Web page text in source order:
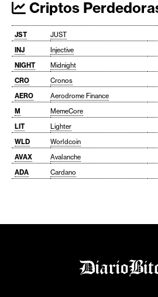
Criptos
JST JUST
INJ
Injective
NIGHT
Midnight
CRO
Cronos
AERO
Aerodrome Finance
M
MemeCore
LIT
Lighter
WLD
Worldcoin
AVAX
Avalanche
ADA
Cardano